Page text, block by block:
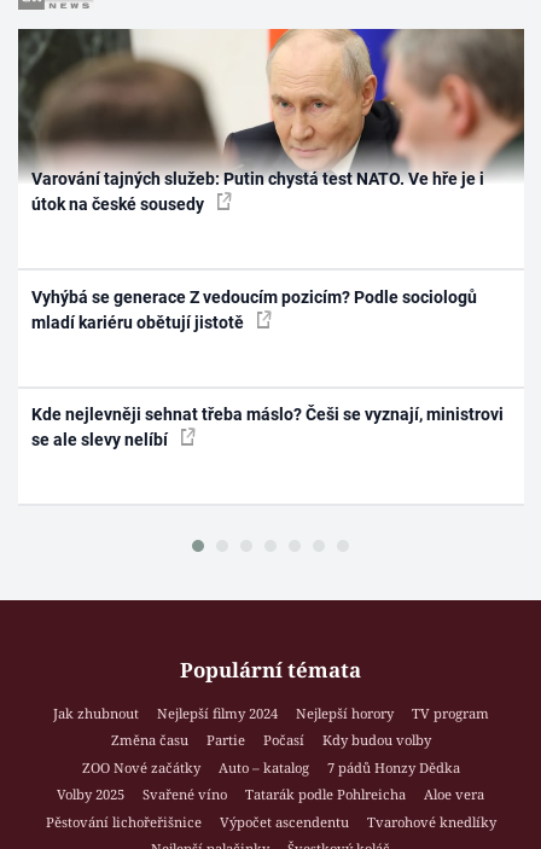
Varování tajných služeb: Putin chystá test NATO. Ve hře je i
útok na české sousedy
Vyhýbá se generace Z vedoucím pozicím? Podle sociologů
mladí kariéru obětují jistotě
Kde nejlevněji sehnat třeba máslo? Češi se vyznají, ministrovi
se ale slevy nelíbí
Populární témata
Jak zhubnout Nejlepší filmy 2024 Nejlepší horory
TV program
Změna času
Partie Počasí
Kdy budou volby
ZOO Nové začátky
Auto – katalog
7 pádů Honzy Dědka
Volby 2025
Svařené víno Tatarák podle Pohlreicha
Aloe vera
Pěstování lichořeřišnice
Výpočet ascendentu
Tvarohové knedlíky